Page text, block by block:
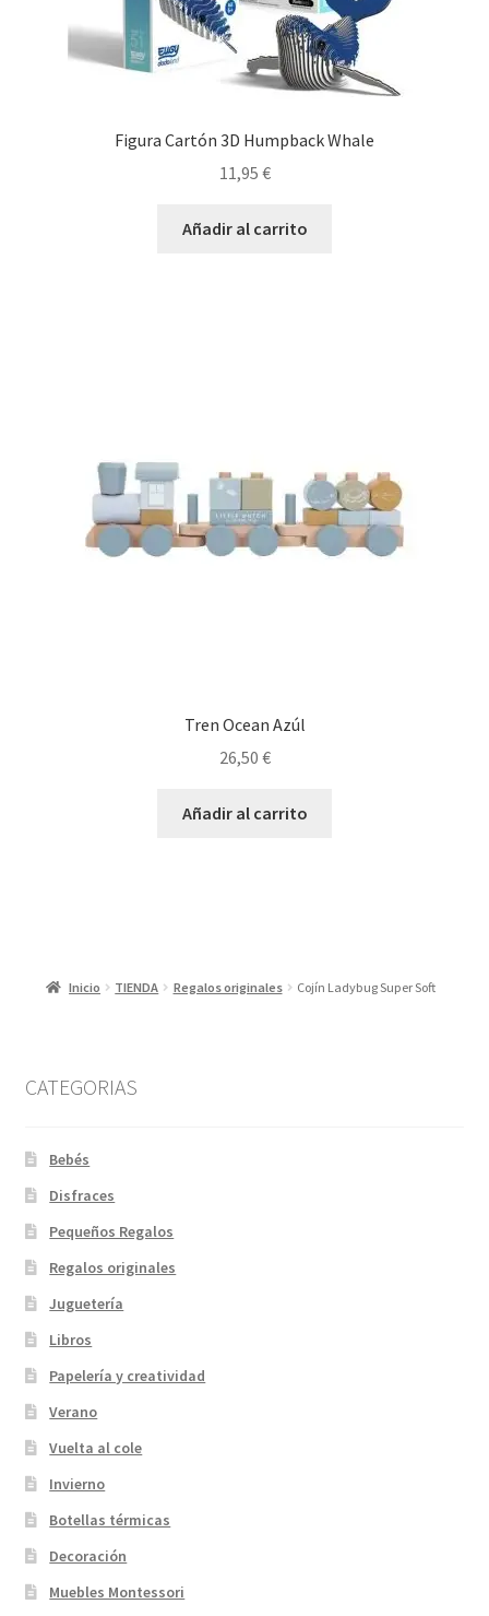
Figura Cartón 3D Humpback Whale
11,95 €
Añadir al carrito
Tren Ocean Azúl
26,50 €
Añadir al carrito
Inicio TIENDA Regalos originales Cojín Ladybug Super Soft
CATEGORIAS
Bebés
Disfraces
Pequeños Regalos
Regalos originales
Juguetería
Libros
Papelería y creatividad
Verano
Vuelta al cole
Invierno
Botellas térmicas
Decoración
Muebles Montessori